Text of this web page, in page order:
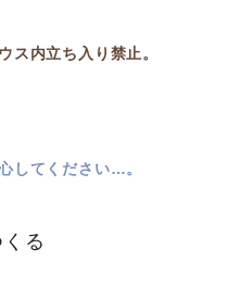
ス内立ち入り禁止。
してください…。
る